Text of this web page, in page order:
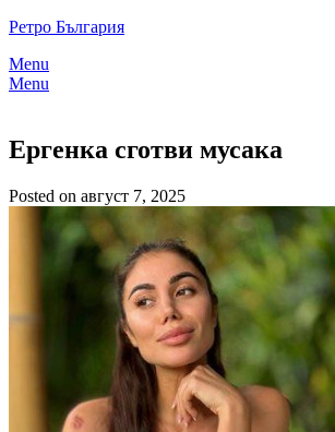
Skip
content
Ретро България
Menu
Menu
Ергенка сготви мусака
Posted on август 7, 2025